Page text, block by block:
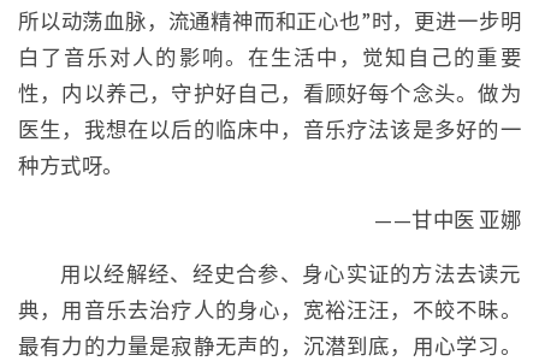
所以动荡血脉，流通精神而和正心也”时，更进一步明
白了音乐对人的影响。在生活中，觉知自己的重要
性，内以养己，守护好自己，看顾好每个念头。做为
医生，我想在以后的临床中，音乐疗法该是多好的一
种方式呀。
——甘中医 亚娜
用以经解经、经史合参、身心实证的方法去读元
典，用音乐去治疗人的身心，宽裕汪汪，不皎不昧。
最有力的力量是寂静无声的，沉潜到底，用心学习。